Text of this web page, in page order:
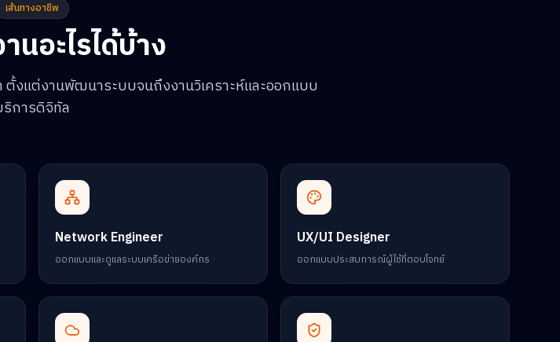
เส้นทางอาชีพ
นอะไรได้บ้าง
ตั้งแต่งานพัฒนาระบบจนถึงงานวิเคราะห์และออกแบบ
การดิจิทัล
Network Engineer
ออกแบบและดูแลระบบเครือข่ายองค์กร
UX/UI Designer
ออกแบบประสบการณ์ผู้ใช้ที่ตอบโจทย์